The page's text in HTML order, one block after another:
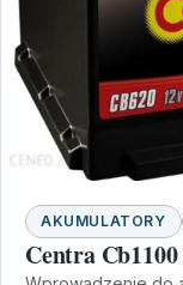
AKUMULATORY
Centra